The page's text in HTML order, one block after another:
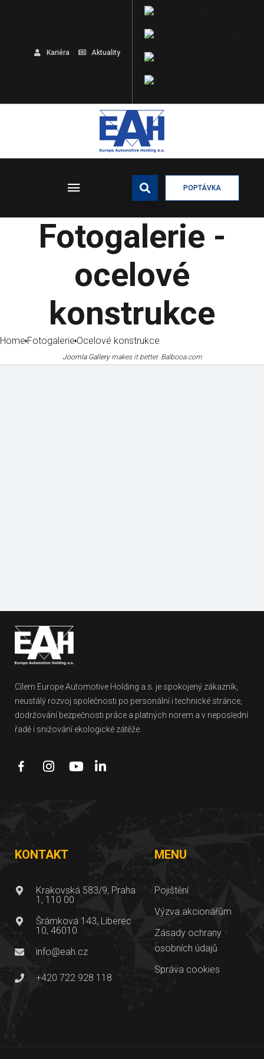
Kariéra Aktuality
POPTÁVKA
Fotogalerie -
ocelové
konstrukce
Home Fotogalerie Ocelové konstrukce
Joomla Gallerymakes it better. Balbooa.com
Cílem Europe Automotive Holding a.s. je spokojený zákazník,
neustálý rozvoj společnosti po personální i technické stránce,
dodržování bezpečnosti práce a platných norem a v neposlední
řadě i snižování ekologické zátěže.
KONTAKT
Krakovská 583/9, Praha
1, 110 00
Šrámkova 143, Liberec
10, 46010
info@eah.cz
+420 722 928 118
MENU
Pojištění
Výzva akcionářům
Zásady ochrany
osobních údajů
Správa cookies